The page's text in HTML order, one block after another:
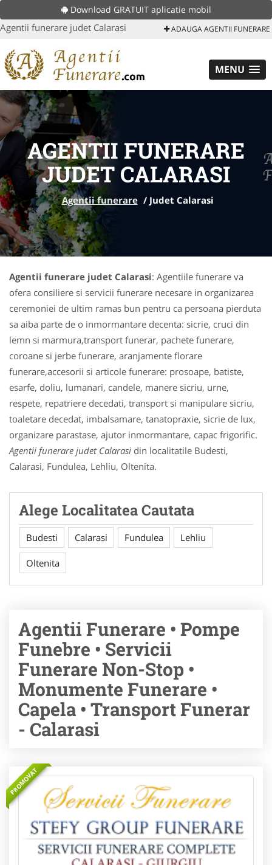
Download GRATUIT aplicatie mobil
Agentii funerare judet Calarasi ADAUGA AGENTII FUNERARE
MENU
AGENTII FUNERARE
JUDET CALARASI
Agentii funerare / Judet Calarasi
Agentii funerare judet Calarasi: Agentiile funerare va
ofera consiliere si servicii funerare necesare in organizarea
ceremoniei de ultim ramas bun pentru ca persoana pierduta
sa aiba parte de o inmormantare decenta: sicrie, cruci din
lemn si marmura,transport funerar, pachete funerare,
coroane si jerbe funerare, aranjamente florare
funerare,accesorii si articole funerare: prosoape, batiste,
esarfe, doliu, lumanari, candele, manere sicriu, urne,
respete, repatriere decedati, transport si manipulare sicriu,
toaletare decedat, imbalsamare, tanatopraxie, sicrie de lux,
organizare parastase, ajutor inmormantare, capac frigorific.
Agentii funerare judet Calarasi din localitatile Budesti,
Calarasi, Fundulea, Lehliu, Oltenita.
Alege Localitatea Cautata
Budesti Calarasi Fundulea Lehliu
Oltenita
Agentii Funerare • Pompe
Funebre • Servicii
Funerare Non-Stop •
Monumente Funerare •
Capela • Transport Funerar
- Calarasi
PROMOVAT